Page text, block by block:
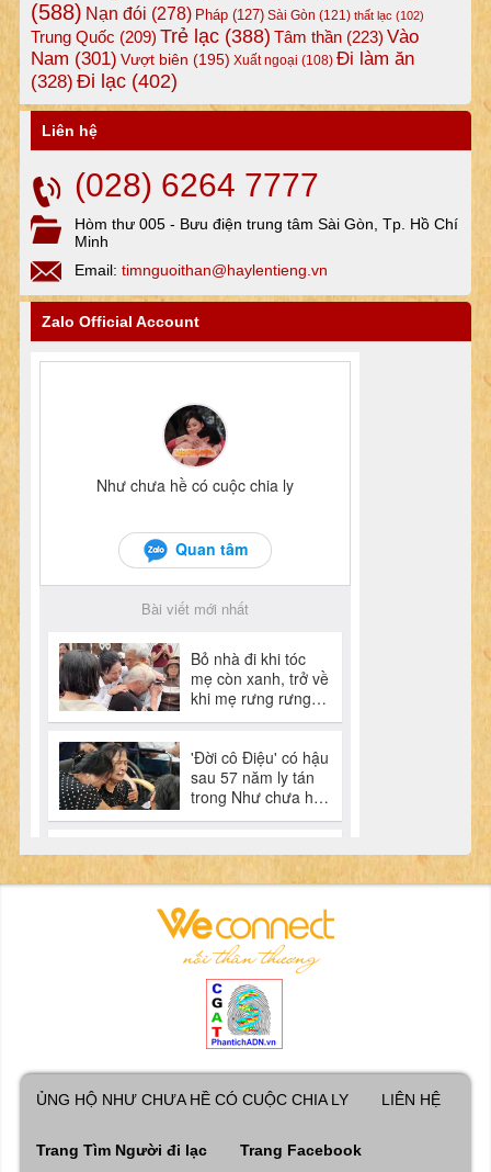
(588) Nạn đói (278) Pháp(127) Sài Gòn (121) thất lạc (102)
Trung Quốc (209) Trẻ lạc(388) Tâm thần(223) Vào
Nam (301) Vượt biên (195) Xuất ngoại (108) Đi làm ăn
(328) Đi lạc(402)
Liên hệ
(028) 6264 7777
Hòm thư 005 - Bưu điện trung tâm Sài Gòn, Tp. Hồ Chí
Minh
Email: timnguoithan@haylentieng.vn
Zalo Official Account
ỦNG HỘ NHƯ CHƯA HỀ CÓ CUỘC CHIA LY LIÊN HỆ
Trang Tìm Người đi lạc Trang Facebook